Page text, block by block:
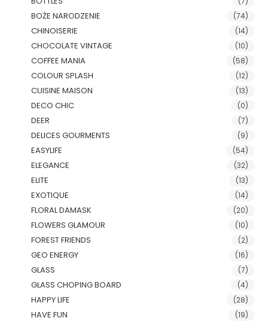
BOŻE NARODZENIE (74)
CHINOISERIE (14)
CHOCOLATE VINTAGE (10)
COFFEE MANIA (58)
COLOUR SPLASH (12)
CUISINE MAISON (13)
DECO CHIC (0)
DEER (7)
DELICES GOURMENTS (9)
EASYLIFE (54)
ELEGANCE (32)
ELITE (13)
EXOTIQUE (14)
FLORAL DAMASK (20)
FLOWERS GLAMOUR (10)
FOREST FRIENDS (2)
GEO ENERGY (16)
GLASS (7)
GLASS CHOPING BOARD (4)
HAPPY LIFE (28)
HAVE FUN (19)